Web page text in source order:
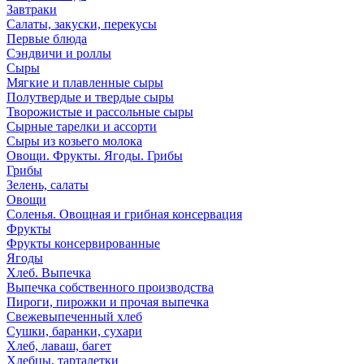
Завтраки
Салаты, закуски, перекусы
Первые блюда
Сэндвичи и роллы
Сыры
Мягкие и плавленные сыры
Полутвердые и твердые сыры
Творожистые и рассольные сыры
Сырные тарелки и ассорти
Сыры из козьего молока
Овощи. Фрукты. Ягоды. Грибы
Грибы
Зелень, салаты
Овощи
Соленья. Овощная и грибная консервация
Фрукты
Фрукты консервированные
Ягоды
Хлеб. Выпечка
Выпечка собственного производства
Пироги, пирожки и прочая выпечка
Свежевыпеченный хлеб
Сушки, баранки, сухари
Хлеб, лаваш, багет
Хлебцы, тарталетки